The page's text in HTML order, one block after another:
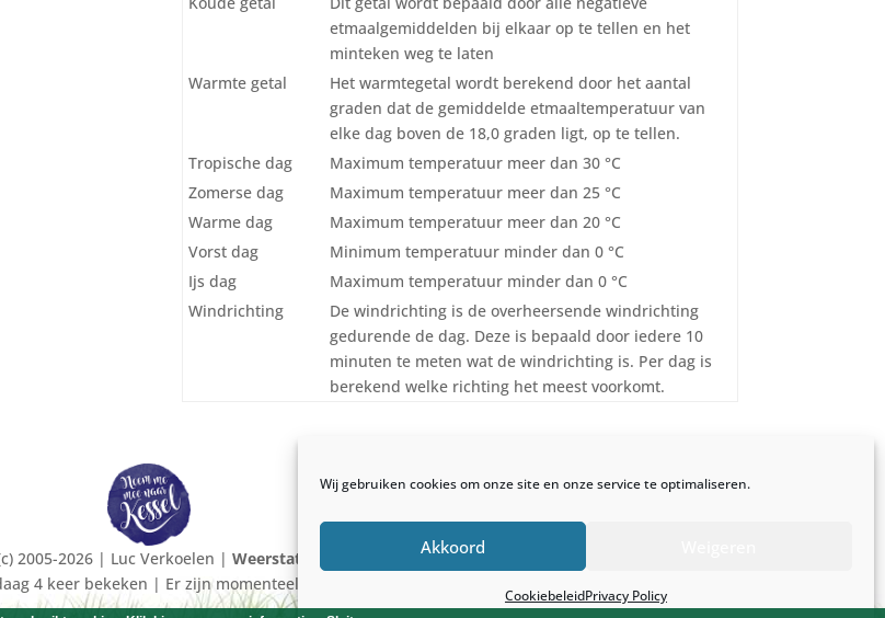
Wij gebruiken cookies om onze site en onze service te optimaliseren.
Akkoord
CookiebeleidPrivacy Policy
etmaalgemiddelden bij elkaar op te tellen en het
minteken weg te laten
Warmte getal
Het warmtegetal wordt berekend door het aantal
graden dat de gemiddelde etmaaltemperatuur van
elke dag boven de 18,0 graden ligt, op te tellen.
Tropische dag
Maximum temperatuur meer dan 30 °C
Zomerse dag
Maximum temperatuur meer dan 25 °C
Warme dag
Maximum temperatuur meer dan 20 °C
Vorst dag
Minimum temperatuur minder dan 0 °C
Ijs dag
Maximum temperatuur minder dan 0 °C
Windrichting
De windrichting is de overheersende windrichting
gedurende de dag. Deze is bepaald door iedere 10
minuten te meten wat de windrichting is. Per dag is
berekend welke richting het meest voorkomt.
2005-2026 | Luc Verkoelen | Weerstation kessel
4 keer bekeken | Er zijn momenteel 4 bezoekers online